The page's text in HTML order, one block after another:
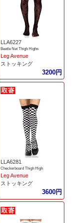
LLA6227
Beetle Net Thigh Highs
Leg Avenue
ストッキング
3200円
LLA6281
Checkerboard Thigh High
Leg Avenue
ストッキング
3600円